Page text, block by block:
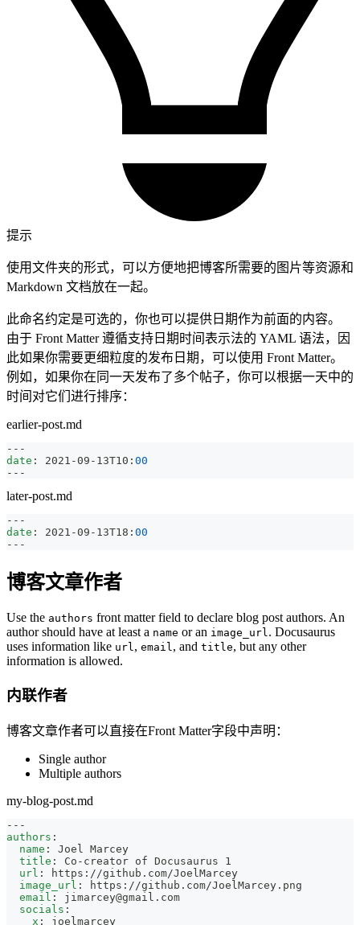
提示
使用文件夹的形式，可以方便地把博客所需要的图片等资源和
Markdown 文档放在一起。
此命名约定是可选的，你也可以提供日期作为前面的内容。
由于 Front Matter 遵循支持日期时间表示法的 YAML 语法，因
此如果你需要更细粒度的发布日期，可以使用 Front Matter。
例如，如果你在同一天发布了多个帖子，你可以根据一天中的
时间对它们进行排序：
earlier-post.md
---
date : 2021 -09 - 13T10 : 00
---
later-post.md
---
date : 2021 -09 - 13T18 : 00
---
博客文章作者
Use the authors front matter field to declare blog post authors. An
author should have at least a name or an image_url . Docusaurus
uses information like url , email , and title, but any other
information is allowed.
内联作者
博客文章作者可以直接在Front Matter字段中声明：
Single author
Multiple authors
my-blog-post.md
---
authors :
name :
Joel Marcey
title : Co - creator of Docusaurus 1
url : https : //github.com/JoelMarcey
image_url : https : //github.com/JoelMarcey.png
email :
jimarcey@gmail.com
socials :
x : joelmarcey